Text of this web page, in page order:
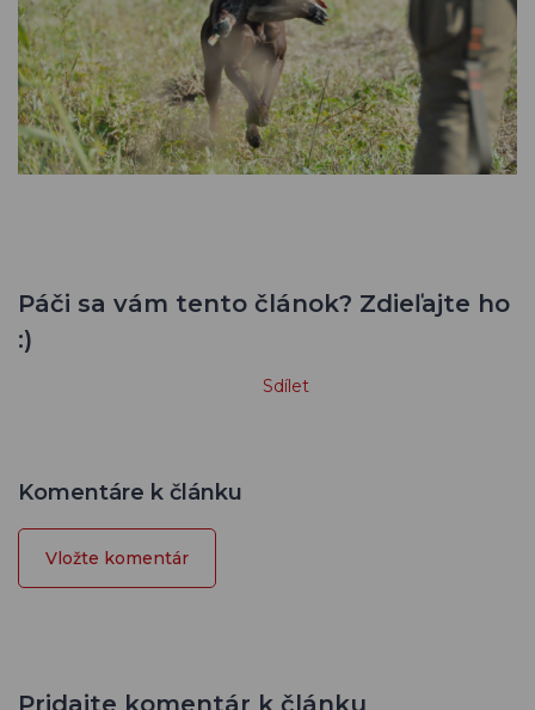
Páči sa vám tento článok? Zdieľajte ho
:)
Sdílet
Komentáre k článku
Vložte komentár
Pridajte komentár k článku